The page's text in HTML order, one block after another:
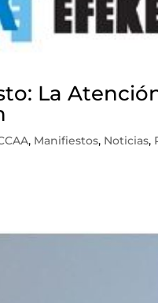
La
, Manifiestos, Noticias,